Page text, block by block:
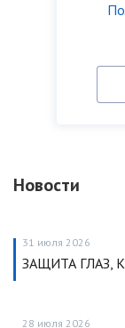
Новости
31 июля 2026
ЗАЩИТА ГЛАЗ,
28 июля 2026